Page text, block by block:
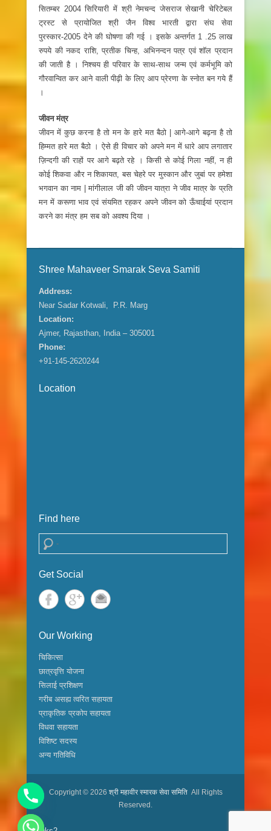
सितम्बर 2004 सिरियारी में श्री नेमचन्द जेसराज सेखानी चेरिटेबल
ट्रस्ट से प्रायोजित श्री जैन विश्व भारती द्वारा संघ सेवा
पुरस्कार-2005 देने की घोषणा की गई । इसके अन्तर्गत 1 .25 लाख
रुपये की नकद राशि, प्रतीक चिन्ह, अभिनन्दन पत्र एवं शॉल प्रदान
की जाती है । निश्चय ही परिवार के साथ-साथ जन्म एवं कर्मभूमि को
गौरवान्वित कर आने वाली पीढ़ी के लिए आप प्रेरणा के स्नोत बन गये हैं
।
जीवन मंत्र
जीवन में कुछ करना है तो मन के हारे मत बैठो | आगे-आगे बढ़ना है तो
हिम्मत हारे मत बैठो । ऐसे ही विचार को अपने मन में धारे आप लगातार
ज़िन्दगी की राहों पर आगे बढ़ते रहे । किसी से कोई गिला नहीं, न ही
कोई शिकवा और न शिकायत, बस चेहरे पर मुस्कान और जुबां पर हमेशा
भगवान का नाम | मांगीलाल जी की जीवन यात्रा ने जीव मात्र के प्रति
मन में करूणा भाव एवं संयमित रहकर अपने जीवन को ऊँचाईयां प्रदान
करने का मंत्र हम सब को अवश्य दिया ।
Shree Mahaveer Smarak Seva Samiti
Address:
Near Sadar Kotwali, P.R. Marg
Location:
Ajmer, Rajasthan, India – 305001
Phone:
+91-145-2620244
Location
Find here
Search
Get Social
Our Working
चिकित्सा
छात्रवृत्ति योजना
सिलाई प्रशिक्षण
गरीब असह्य त्वरित सहायता
प्राकृतिक प्रकोप सहायता
विधवा सहायता
विशिष्ट सदस्य
अन्य गतिविधि
Copyright © 2026 श्री महावीर स्मारक सेवा समितिAll Rights
Reserved.